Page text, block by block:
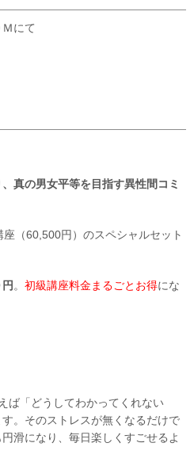
にて
真の男女平等を目指す異性間コミ
（60,500円）のスペシャルセット
。 初級講座料金まるごとお得にな
ば「どうしてわかってくれない
。そのストレスが無くなるだけで
滑になり、毎日楽しくすごせるよ